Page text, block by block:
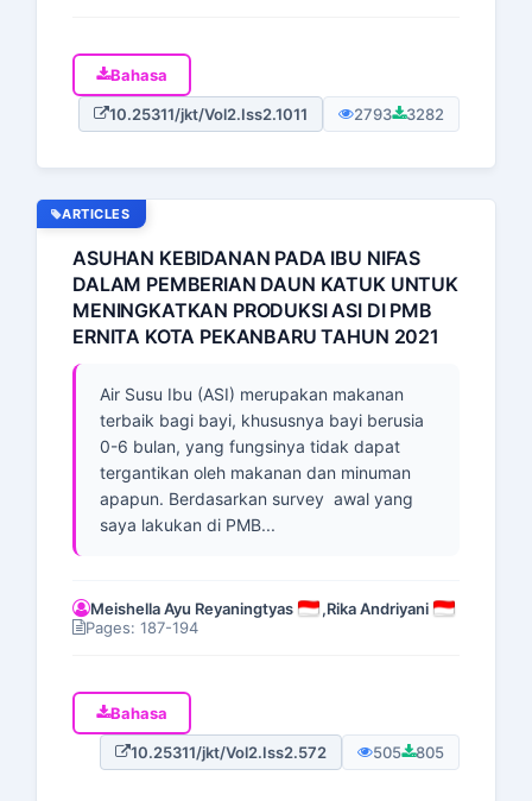
Bahasa
10.25311/jkt/Vol2.Iss2.1011 2793 3282
ARTICLES
ASUHAN KEBIDANAN PADA IBU NIFAS
DALAM PEMBERIAN DAUN KATUK UNTUK
MENINGKATKAN PRODUKSI ASI DI PMB
ERNITA KOTA PEKANBARU TAHUN 2021
Air Susu Ibu (ASI) merupakan makanan
terbaik bagi bayi, khususnya bayi berusia
0-6 bulan, yang fungsinya tidak dapat
tergantikan oleh makanan dan minuman
apapun. Berdasarkan survey awal yang
saya lakukan di PMB...
Meishella Ayu Reyaningtyas ,Rika Andriyani
Pages: 187-194
Bahasa
10.25311/jkt/Vol2.Iss2.572 505 805